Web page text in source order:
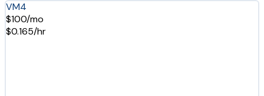
VM4
$100/mo
$0.165/hr